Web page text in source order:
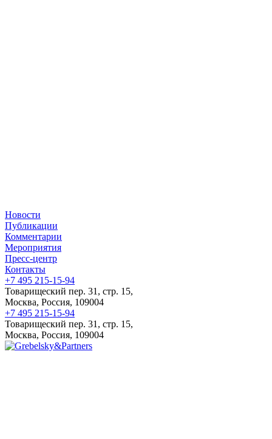
Новости
Публикации
Комментарии
Мероприятия
Пресс-центр
Контакты
+7 495 215-15-94
Товарищеский пер. 31, стр. 15,
Москва, Россия, 109004
+7 495 215-15-94
Товарищеский пер. 31, стр. 15,
Москва, Россия, 109004